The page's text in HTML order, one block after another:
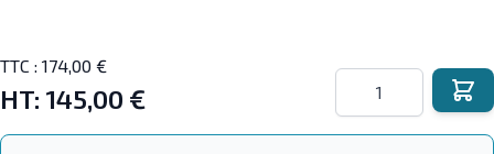
TTC : 174,00 €
HT: 145,00 €
Quantité